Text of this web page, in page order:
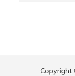
Copyright